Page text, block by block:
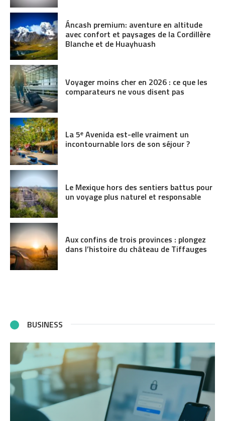
Áncash premium: aventure en altitude
avec confort et paysages de la Cordillère
Blanche et de Huayhuash
Voyager moins cher en 2026 : ce que les
comparateurs ne vous disent pas
La 5ᵉ Avenida est-elle vraiment un
incontournable lors de son séjour ?
Le Mexique hors des sentiers battus pour
un voyage plus naturel et responsable
Aux confins de trois provinces : plongez
dans l’histoire du château de Tiffauges
BUSINESS